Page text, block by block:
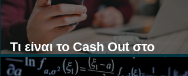
Τι είναι το Cash Out στο
Στοίχημα;